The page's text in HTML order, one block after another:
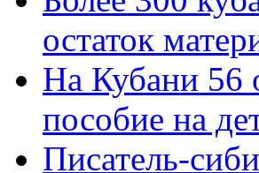
остаток
На Кубани 56
пособие на
Писатель-